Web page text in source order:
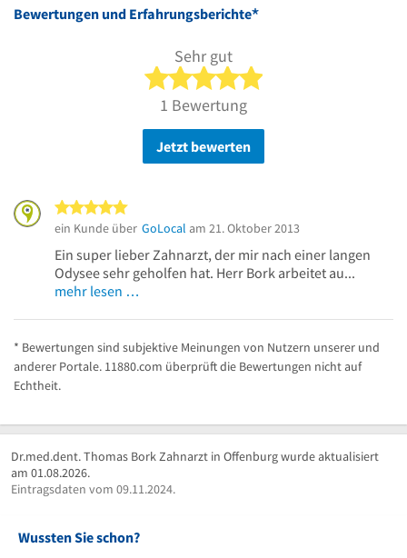
Bewertungen und Erfahrungsberichte*
Sehr gut
5 von 5 Sternen
1 Bewertung
Jetzt bewerten
ein Kunde über GoLocal am 21. Oktober 2013
Ein super lieber Zahnarzt, der mir nach einer langen
Odysee sehr geholfen hat. Herr Bork arbeitet au...
mehr lesen …
* Bewertungen sind subjektive Meinungen von Nutzern unserer und
anderer Portale. 11880.com überprüft die Bewertungen nicht auf
Echtheit.
Dr.med.dent. Thomas Bork Zahnarzt in Offenburg wurde aktualisiert
am 01.08.2026.
Eintragsdaten vom 09.11.2024.
Wussten Sie schon?